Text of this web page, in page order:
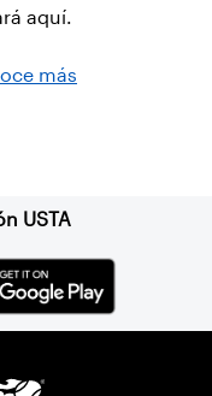
aquí.
más
USTA